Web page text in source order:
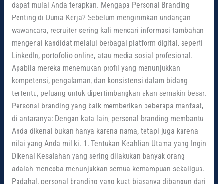
dapat mulai Anda terapkan. Mengapa Personal Branding
Penting di Dunia Kerja? Sebelum mengirimkan undangan
wawancara, recruiter sering kali mencari informasi tambahan
mengenai kandidat melalui berbagai platform digital, seperti
LinkedIn, portofolio online, atau media sosial profesional.
Apabila mereka menemukan profil yang menunjukkan
kompetensi, pengalaman, dan konsistensi dalam bidang
tertentu, peluang untuk dipertimbangkan akan semakin besar.
Personal branding yang baik memberikan beberapa manfaat,
di antaranya: Dengan kata lain, personal branding membantu
Anda dikenal bukan hanya karena nama, tetapi juga karena
nilai yang Anda miliki. 1. Tentukan Keahlian Utama yang Ingin
Dikenal Kesalahan yang sering dilakukan banyak orang
adalah mencoba menunjukkan semua kemampuan sekaligus.
Padahal, personal branding yang kuat biasanya dibangun dari